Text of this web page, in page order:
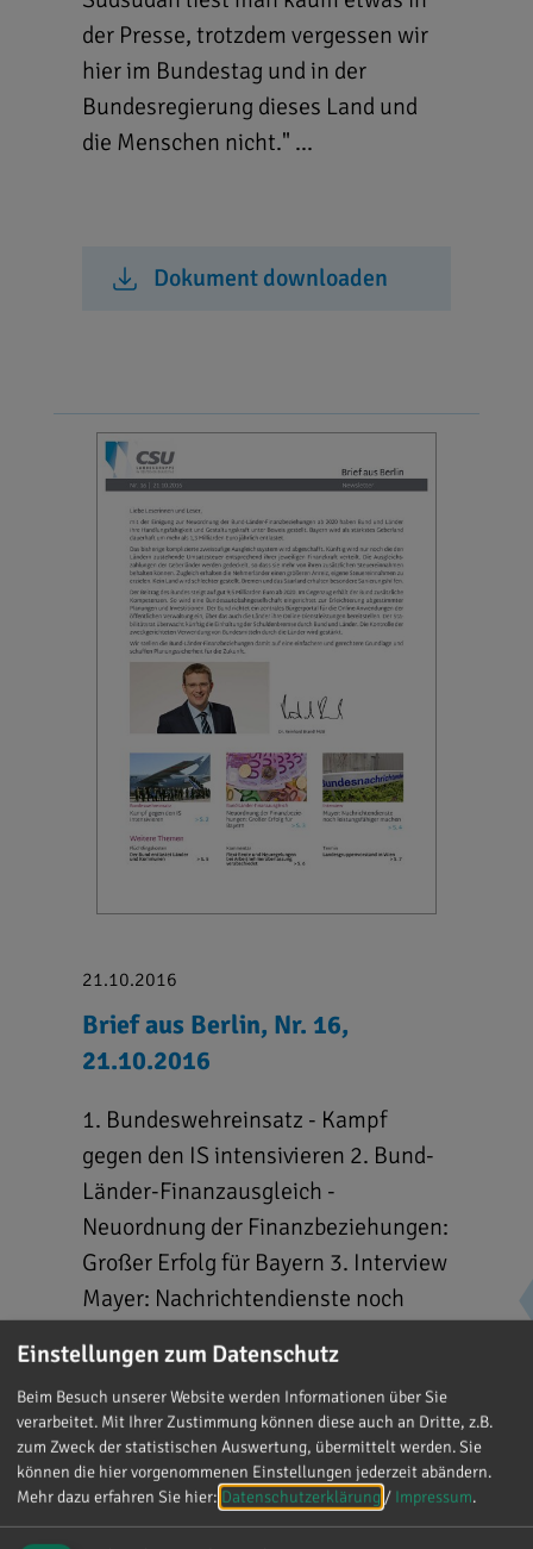
der Presse, trotzdem vergessen wir
hier im Bundestag und in der
Bundesregierung dieses Land und
die Menschen nicht." ...
Dokument downloaden
21.10.2016
Brief aus Berlin, Nr. 16,
21.10.2016
1. Bundeswehreinsatz - Kampf
gegen den IS intensivieren 2. Bund-
Länder-Finanzausgleich -
Neuordnung der Finanzbeziehungen:
Großer Erfolg für Bayern 3. Interview
Mayer: Nachrichtendienste noch
Flüchtlingskosten - Der ...
Dokument downloaden
Einstellungen zum Datenschutz
Beim Besuch unserer Website werden Informationen über Sie
verarbeitet. Mit Ihrer Zustimmung können diese auch an Dritte, z.B.
zum Zweck der statistischen Auswertung, übermittelt werden. Sie
können die hier vorgenommenen Einstellungen jederzeit abändern.
Mehr dazu erfahren Sie hier: Datenschutzerklärung / Impressum.